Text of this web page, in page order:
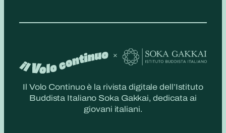
Il Volo Continuo è la rivista digitale dell’Istituto
Buddista Italiano Soka Gakkai, dedicata ai
giovani italiani.